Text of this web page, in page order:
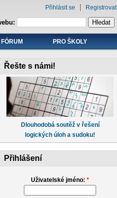
Přihlásit se Registrovat
FÓRUM PRO ŠKOLY
Řešte s námi!
Dlouhodobá soutěž v řešení
logických úloh a sudoku!
Přihlášení
Uživatelské jméno: *